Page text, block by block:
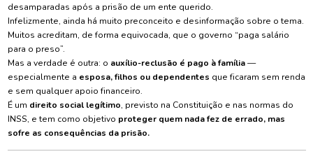
desamparadas após a prisão de um ente querido.
Infelizmente, ainda há muito preconceito e desinformação sobre o tema.
Muitos acreditam, de forma equivocada, que o governo “paga salário
para o preso”.
Mas a verdade é outra: o auxílio-reclusão é pago à família—
especialmente a esposa, filhos ou dependentes que ficaram sem renda
e sem qualquer apoio financeiro.
É um direito social legítimo, previsto na Constituição e nas normas do
INSS, e tem como objetivo proteger quem nada fez de errado, mas
sofre as consequências da prisão.